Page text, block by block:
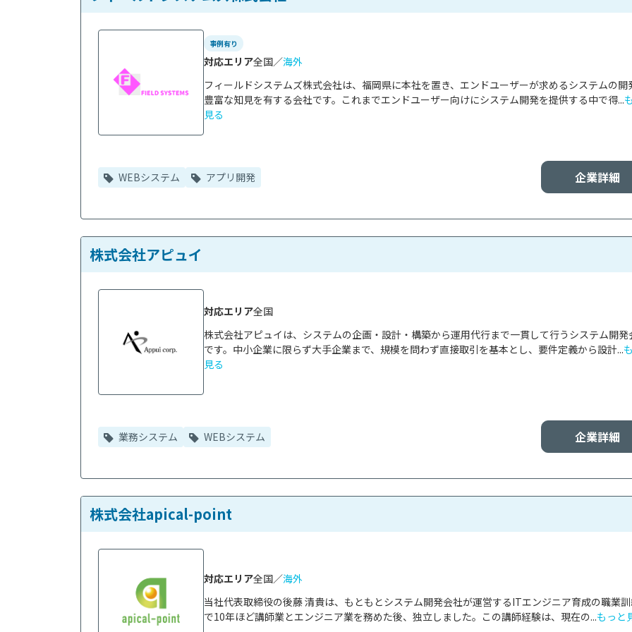
フィールドシステムズ株式会社は、福岡県に本社を置き、エンドユーザーが求めるシステムの開
豊富な知見を有する会社です。これまでエンドユーザー向けにシステム開発を提供する中で得...
見る
事例有り
対応エリア全国／海外
企業詳細
WEBシステム アプリ開発
株式会社アピュイ
株式会社アピュイは、システムの企画・設計・構築から運用代行まで一貫して行うシステム開発
です。中小企業に限らず大手企業まで、規模を問わず直接取引を基本とし、要件定義から設計...
見る
対応エリア全国
企業詳細
業務システム WEBシステム
株式会社apical-point
当社代表取締役の後藤 清貴は、もともとシステム開発会社が運営するITエンジニア育成の職業
で10年ほど講師業とエンジニア業を務めた後、独立しました。この講師経験は、現在の...もっと
対応エリア全国／海外